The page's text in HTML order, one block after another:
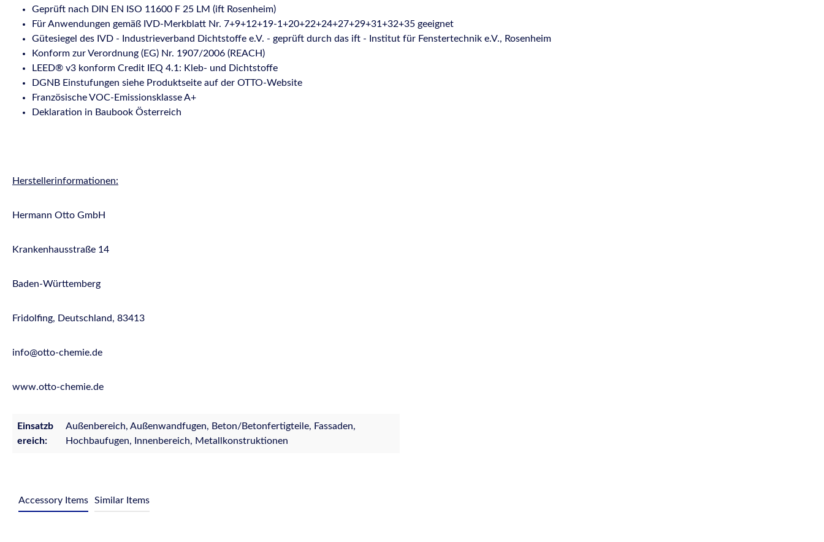
Geprüft nach DIN EN ISO 11600 F 25 LM (ift Rosenheim)
Für Anwendungen gemäß IVD-Merkblatt Nr. 7+9+12+19-1+20+22+24+27+29+31+32+35 geeignet
Gütesiegel des IVD - Industrieverband Dichtstoffe e.V. - geprüft durch das ift - Institut für Fenstertechnik e.V., Rosenheim
Konform zur Verordnung (EG) Nr. 1907/2006 (REACH)
LEED® v3 konform Credit IEQ 4.1: Kleb- und Dichtstoffe
DGNB Einstufungen siehe Produktseite auf der OTTO-Website
Französische VOC-Emissionsklasse A+
Deklaration in Baubook Österreich
Herstellerinformationen:
Hermann Otto GmbH
Krankenhausstraße 14
Baden-Württemberg
Fridolfing, Deutschland, 83413
info@otto-chemie.de
www.otto-chemie.de
Einsatzb
ereich:
Außenbereich, Außenwandfugen, Beton/Betonfertigteile, Fassaden,
Hochbaufugen, Innenbereich, Metallkonstruktionen
Accessory Items Similar Items